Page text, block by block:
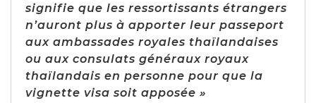
signifie que les ressortissants étrangers
n’auront plus à apporter leur passeport
aux ambassades royales thaïlandaises
ou aux consulats généraux royaux
thaïlandais en personne pour que la
vignette visa soit apposée »